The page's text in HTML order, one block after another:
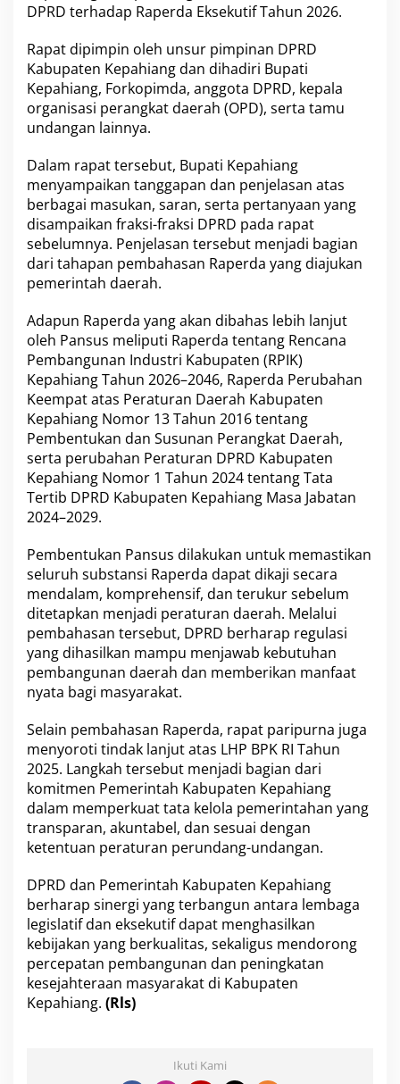
i
a
h
a
s
M
d
a
l
a
m
DPRD terhadap Raperda Eksekutif Tahun 2026.
Rapat dipimpin oleh unsur pimpinan DPRD
Kabupaten Kepahiang dan dihadiri Bupati
Kepahiang, Forkopimda, anggota DPRD, kepala
organisasi perangkat daerah (OPD), serta tamu
undangan lainnya.
Dalam rapat tersebut, Bupati Kepahiang
menyampaikan tanggapan dan penjelasan atas
berbagai masukan, saran, serta pertanyaan yang
disampaikan fraksi-fraksi DPRD pada rapat
sebelumnya. Penjelasan tersebut menjadi bagian
dari tahapan pembahasan Raperda yang diajukan
pemerintah daerah.
Adapun Raperda yang akan dibahas lebih lanjut
oleh Pansus meliputi Raperda tentang Rencana
Pembangunan Industri Kabupaten (RPIK)
Kepahiang Tahun 2026–2046, Raperda Perubahan
Keempat atas Peraturan Daerah Kabupaten
Kepahiang Nomor 13 Tahun 2016 tentang
Pembentukan dan Susunan Perangkat Daerah,
serta perubahan Peraturan DPRD Kabupaten
Kepahiang Nomor 1 Tahun 2024 tentang Tata
Tertib DPRD Kabupaten Kepahiang Masa Jabatan
2024–2029.
Pembentukan Pansus dilakukan untuk memastikan
seluruh substansi Raperda dapat dikaji secara
mendalam, komprehensif, dan terukur sebelum
ditetapkan menjadi peraturan daerah. Melalui
pembahasan tersebut, DPRD berharap regulasi
yang dihasilkan mampu menjawab kebutuhan
pembangunan daerah dan memberikan manfaat
nyata bagi masyarakat.
Selain pembahasan Raperda, rapat paripurna juga
menyoroti tindak lanjut atas LHP BPK RI Tahun
2025. Langkah tersebut menjadi bagian dari
komitmen Pemerintah Kabupaten Kepahiang
dalam memperkuat tata kelola pemerintahan yang
transparan, akuntabel, dan sesuai dengan
ketentuan peraturan perundang-undangan.
DPRD dan Pemerintah Kabupaten Kepahiang
berharap sinergi yang terbangun antara lembaga
legislatif dan eksekutif dapat menghasilkan
kebijakan yang berkualitas, sekaligus mendorong
percepatan pembangunan dan peningkatan
kesejahteraan masyarakat di Kabupaten
Kepahiang. (Rls)
Ikuti Kami